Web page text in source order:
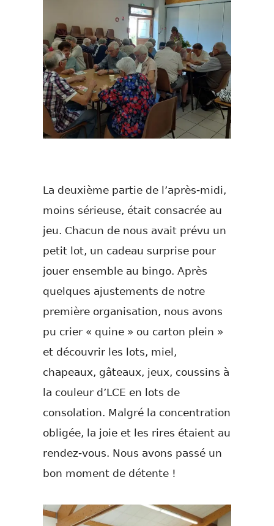
La deuxième partie de l’après-midi,
moins sérieuse, était consacrée au
jeu. Chacun de nous avait prévu un
petit lot, un cadeau surprise pour
jouer ensemble au bingo. Après
quelques ajustements de notre
première organisation, nous avons
pu crier « quine » ou carton plein »
et découvrir les lots, miel,
chapeaux, gâteaux, jeux, coussins à
la couleur d’LCE en lots de
consolation. Malgré la concentration
obligée, la joie et les rires étaient au
rendez-vous. Nous avons passé un
bon moment de détente !